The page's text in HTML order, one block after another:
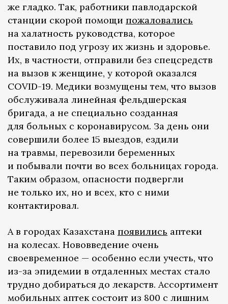
же гладко. Так, работники павлодарской
станции скорой помощи пожаловались
на халатность руководства, которое
поставило под угрозу их жизнь и здоровье.
Их, в частности, отправили без спецсредств
на вызов к женщине, у которой оказался
COVID-19. Медики возмущены тем, что вызов
обслуживала линейная фельдшерская
бригада, а не специально созданная
для больных с коронавирусом. За день они
совершили более 15 выездов, ездили
на травмы, перевозили беременных
и побывали почти во всех больницах города.
Таким образом, опасности подвергли
не только их, но и всех, кто с ними
контактировал.
А в городах Казахстана появились аптеки
на колесах. Нововведение очень
своевременное — особенно если учесть, что
из-за эпидемии в отдаленных местах стало
трудно добираться до лекарств. Ассортимент
мобильных аптек состоит из 800 с лишним